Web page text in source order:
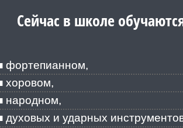
Сейчас в школе обучаются
фортепианном,
хоровом,
народном,
духовых и ударных